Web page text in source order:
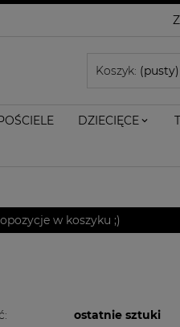
Koszyk: (pusty)
DZIECIĘCE
w koszyku ;)
ostatnie sztuki